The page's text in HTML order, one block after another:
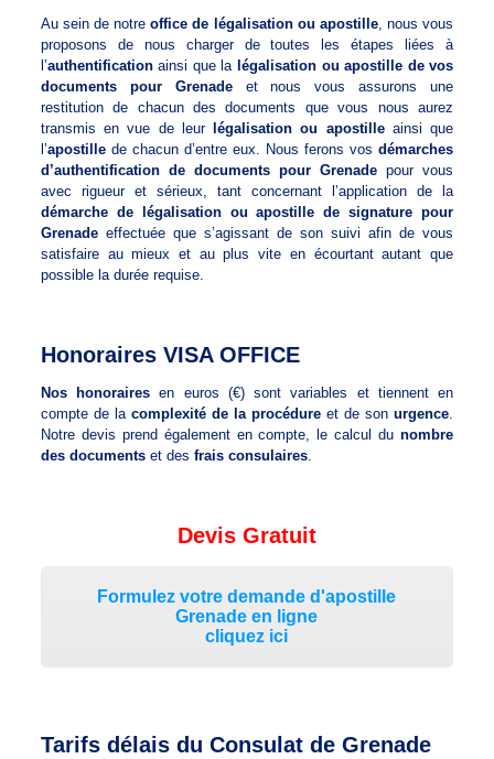
Au sein de notreoffice de légalisation ou apostille, nous vous
proposons de nous charger de toutes les étapes liées à
l’authentificationainsi que la légalisation ou apostille de vos
documents pour Grenadeet nous vous assurons une
restitution de chacun des documents que vous nous aurez
transmis en vue de leur
légalisation ou apostilleainsi que
l’apostillede chacun d’entre eux. Nous ferons vosdémarches
d’authentification de documents pour Grenade pour vous
avec rigueur et sérieux, tant concernant l’application de la
démarche de légalisation ou apostille de signature pour
Grenadeeffectuée que s’agissant de son suivi afin de vous
satisfaire au mieux et au plus vite en écourtant autant que
possible la durée requise.
Honoraires VISA OFFICE
Nos honoraires en euros (€) sont variables et tiennent en
compte de la complexité de la procédure et de sonurgence.
Notre devis prend également en compte, le calcul dunombre
des documents et des frais consulaires.
Devis Gratuit
Formulez votre demande d'apostille
Grenade en ligne
cliquez ici
Tarifs délais du Consulat de Grenade